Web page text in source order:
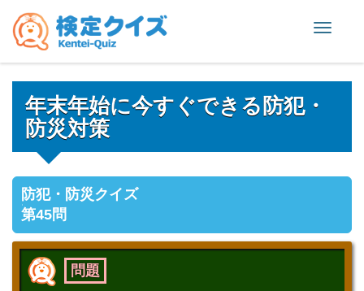
Toggle
年末年始に今すぐできる防犯・
防災対策
防犯・防災クイズ
第45問
問題